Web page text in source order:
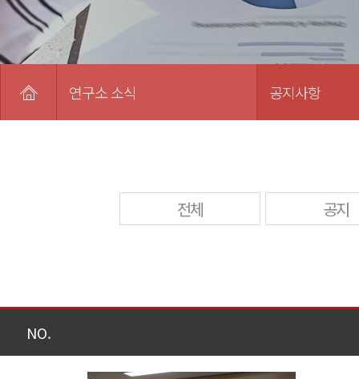
연구소 소식 공지사항
전체 공지
NO.